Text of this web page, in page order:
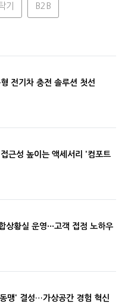
기 B2B
전기차 충전 솔루션 첫선
접근성 높이는 액세서리 '컴포트
상황실 운영···고객 접점 노하우
맹' 결성…가상공간 경험 혁신